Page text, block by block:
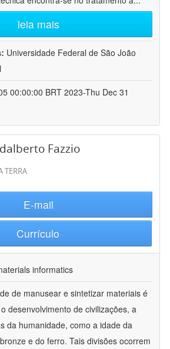
leia mais
Universidade Federal de São João
00:00:00 BRT 2023-Thu Dec 31
Fazzio
TERRA
E-mail
Currículo
informatics
de manusear e sintetizar materiais é
desenvolvimento de civilizações, a
da humanidade, como a idade da
e do ferro. Tais divisões ocorrem